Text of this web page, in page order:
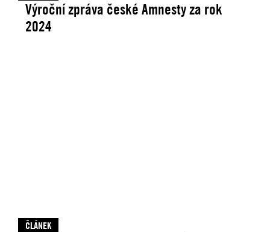
Výroční zpráva české Amnesty za rok
2024
ČLÁNEK